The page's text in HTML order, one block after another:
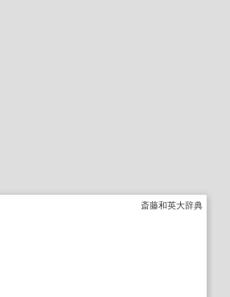
斎藤和英大辞典